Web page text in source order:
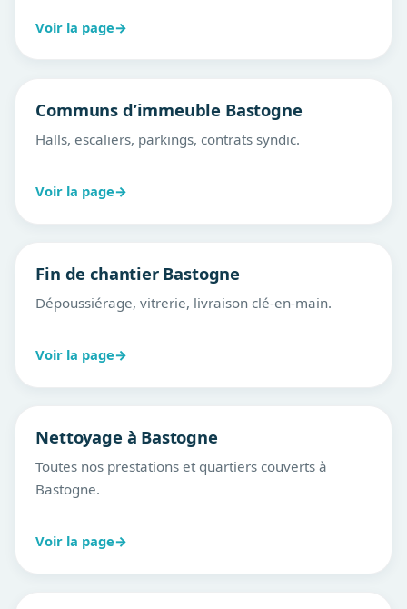
Voir la page→
Communs d’immeuble Bastogne
Halls, escaliers, parkings, contrats syndic.
Voir la page→
Fin de chantier Bastogne
Dépoussiérage, vitrerie, livraison clé-en-main.
Voir la page→
Nettoyage à Bastogne
Toutes nos prestations et quartiers couverts à
Bastogne.
Voir la page→